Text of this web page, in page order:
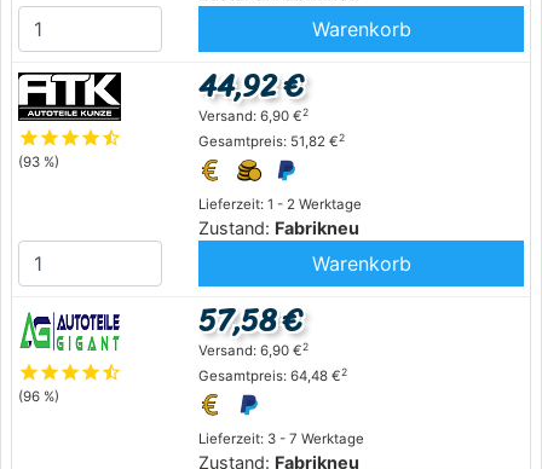
Warenkorb
starstarstarstarstar_half
(93 %)
Lieferzeit: 1 - 2 Werktage
Zustand: Fabrikneu
44,92 €
Versand: 6,90 €2
Gesamtpreis: 51,82 €2
Warenkorb
starstarstarstarstar_half
(96 %)
Lieferzeit: 3 - 7 Werktage
Zustand: Fabrikneu
57,58 €
Versand: 6,90 €2
Gesamtpreis: 64,48 €2